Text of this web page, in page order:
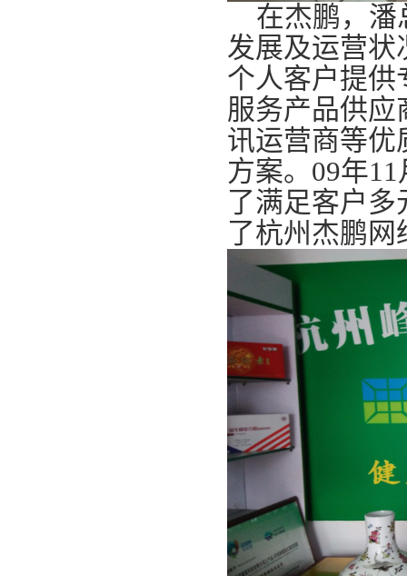
在杰鹏，潘
发展及运营状
个人客户提供
服务产品供
讯运营商等优
方案。09年
了满足客户多
了杭州杰鹏